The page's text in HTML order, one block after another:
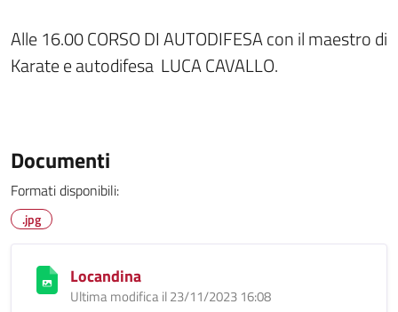
Alle 16.00 CORSO DI AUTODIFESA con il maestro di
Karate e autodifesa LUCA CAVALLO.
Documenti
Formati disponibili:
.jpg
Locandina
Ultima modifica il 23/11/2023 16:08